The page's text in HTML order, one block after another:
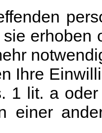
erhoben
Ihre
1 lit. a
einer